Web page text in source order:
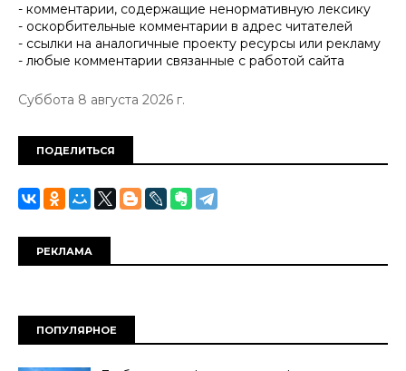
- комментарии, содержащие ненормативную лексику
- оскорбительные комментарии в адрес читателей
- ссылки на аналогичные проекту ресурсы или рекламу
- любые комментарии связанные с работой сайта
Суббота 8 августа 2026 г.
ПОДЕЛИТЬСЯ
РЕКЛАМА
ПОПУЛЯРНОЕ